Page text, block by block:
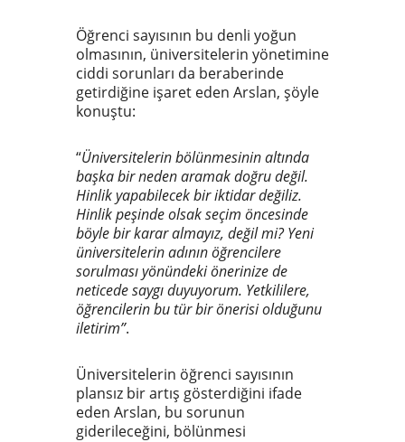
Öğrenci sayısının bu denli yoğun
olmasının, üniversitelerin yönetimine
ciddi sorunları da beraberinde
getirdiğine işaret eden Arslan, şöyle
konuştu:
“Üniversitelerin bölünmesinin altında
başka bir neden aramak doğru değil.
Hinlik yapabilecek bir iktidar değiliz.
Hinlik peşinde olsak seçim öncesinde
böyle bir karar almayız, değil mi? Yeni
üniversitelerin adının öğrencilere
sorulması yönündeki önerinize de
neticede saygı duyuyorum. Yetkililere,
öğrencilerin bu tür bir önerisi olduğunu
iletirim”.
Üniversitelerin öğrenci sayısının
plansız bir artış gösterdiğini ifade
eden Arslan, bu sorunun
giderileceğini, bölünmesi